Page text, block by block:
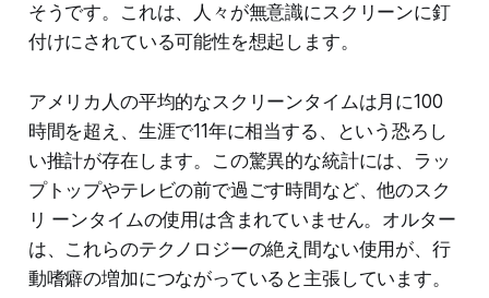
そうです。これは、人々が無意識にスクリーンに釘
付けにされている可能性を想起します。
アメリカ人の平均的なスクリーンタイムは月に100
時間を超え、生涯で11年に相当する、という恐ろし
い推計が存在します。この驚異的な統計には、ラッ
プトップやテレビの前で過ごす時間など、他のスク
リ ーンタイムの使用は含まれていません。オルター
は、これらのテクノロジーの絶え間ない使用が、行
動嗜癖の増加につながっていると主張しています。